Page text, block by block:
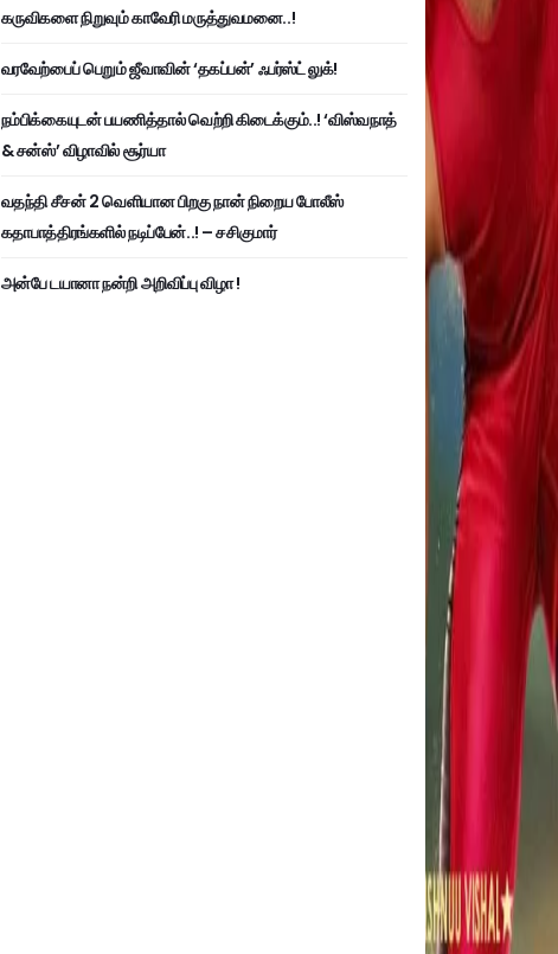
கருவிகளை நிறுவும் காவேரி மருத்துவமனை..!
வரவேற்பைப் பெறும் ஜீவாவின் ‘தகப்பன்’ ஃபர்ஸ்ட் லுக்!
நம்பிக்கையுடன் பயணித்தால் வெற்றி கிடைக்கும்..! ‘விஸ்வநாத்
& சன்ஸ்’ விழாவில் சூர்யா
வதந்தி சீசன் 2 வெளியான பிறகு நான் நிறைய போலீஸ்
கதாபாத்திரங்களில் நடிப்பேன்..! – சசிகுமார்
அன்பே டயானா நன்றி அறிவிப்பு விழா !